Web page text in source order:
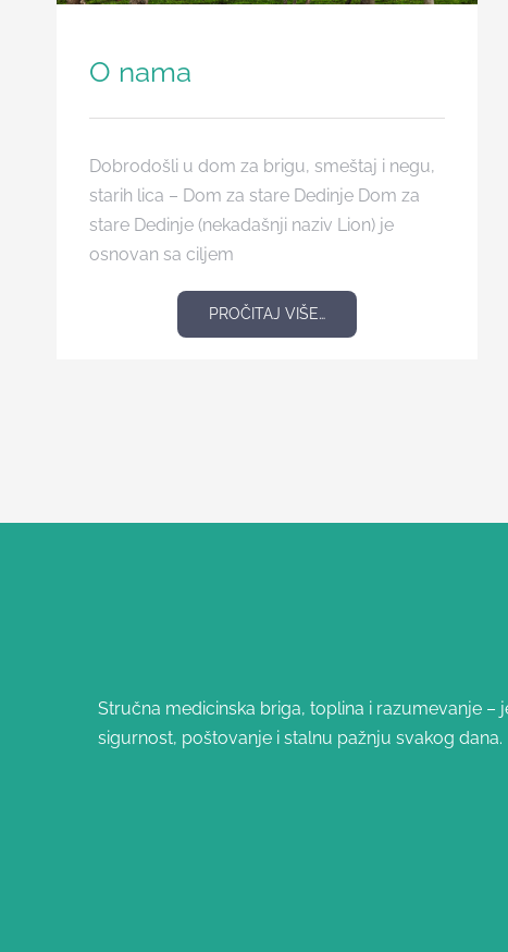
O nama
Dobrodošli u dom za brigu, smeštaj i negu,
starih lica – Dom za stare Dedinje Dom za
stare Dedinje (nekadašnji naziv Lion) je
osnovan sa ciljem
PROČITAJ VIŠE…
Stručna medicinska briga, toplina i razumevanje –
sigurnost, poštovanje i stalnu pažnju svakog dana.